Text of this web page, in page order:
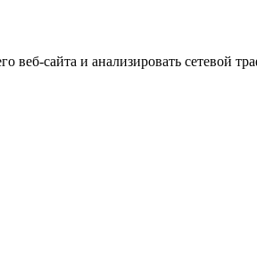
сайта и анализировать сетевой